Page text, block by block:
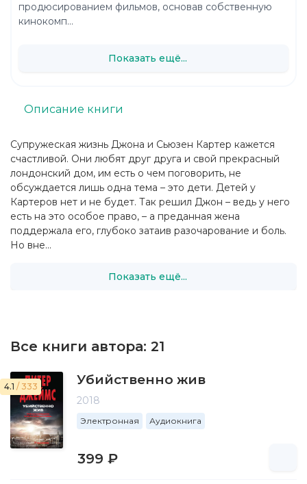
Супружеская жизнь Джона и Сьюзен Картер кажется
счастливой. Они любят друг друга и свой прекрасный
лондонский дом, им есть о чем поговорить, не
обсуждается лишь одна тема – это дети. Детей у
Картеров нет и не будет. Так решил Джон – ведь у него
есть на это особое право, – а преданная жена
поддержала его, глубоко затаив разочарование и боль.
Но вне...
Показать ещё...
Описание книги
Все книги автора: 21
4.1 / 333 Убийственно жив
2018
Электронная Аудиокнига
399 ₽
продюсированием фильмов, основав собственную
кинокомп...
Показать ещё...